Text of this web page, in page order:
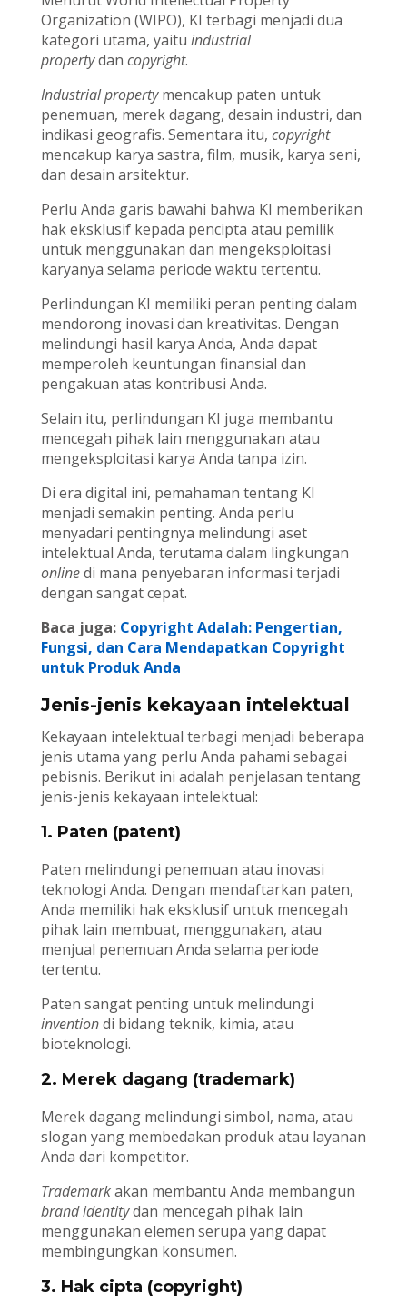
Organization (WIPO), KI terbagi menjadi dua
kategori utama, yaitu industrial
propertydan copyright.
Industrial propertymencakup paten untuk
penemuan, merek dagang, desain industri, dan
indikasi geografis. Sementara itu, copyright
mencakup karya sastra, film, musik, karya seni,
dan desain arsitektur.
Perlu Anda garis bawahi bahwa KI memberikan
hak eksklusif kepada pencipta atau pemilik
untuk menggunakan dan mengeksploitasi
karyanya selama periode waktu tertentu.
Perlindungan KI memiliki peran penting dalam
mendorong inovasi dan kreativitas. Dengan
melindungi hasil karya Anda, Anda dapat
memperoleh keuntungan finansial dan
pengakuan atas kontribusi Anda.
Selain itu, perlindungan KI juga membantu
mencegah pihak lain menggunakan atau
mengeksploitasi karya Anda tanpa izin.
Di era digital ini, pemahaman tentang KI
menjadi semakin penting. Anda perlu
menyadari pentingnya melindungi aset
intelektual Anda, terutama dalam lingkungan
onlinedi mana penyebaran informasi terjadi
dengan sangat cepat.
Baca juga: Copyright Adalah: Pengertian,
Fungsi, dan Cara Mendapatkan Copyright
untuk Produk Anda
Jenis-jenis kekayaan intelektual
Kekayaan intelektual terbagi menjadi beberapa
jenis utama yang perlu Anda pahami sebagai
pebisnis. Berikut ini adalah penjelasan tentang
jenis-jenis kekayaan intelektual:
1. Paten (patent)
Paten melindungi penemuan atau inovasi
teknologi Anda. Dengan mendaftarkan paten,
Anda memiliki hak eksklusif untuk mencegah
pihak lain membuat, menggunakan, atau
menjual penemuan Anda selama periode
tertentu.
Paten sangat penting untuk melindungi
inventiondi bidang teknik, kimia, atau
bioteknologi.
2. Merek dagang (trademark)
Merek dagang melindungi simbol, nama, atau
slogan yang membedakan produk atau layanan
Anda dari kompetitor.
Trademarkakan membantu Anda membangun
brand identitydan mencegah pihak lain
menggunakan elemen serupa yang dapat
membingungkan konsumen.
3. Hak cipta (copyright)